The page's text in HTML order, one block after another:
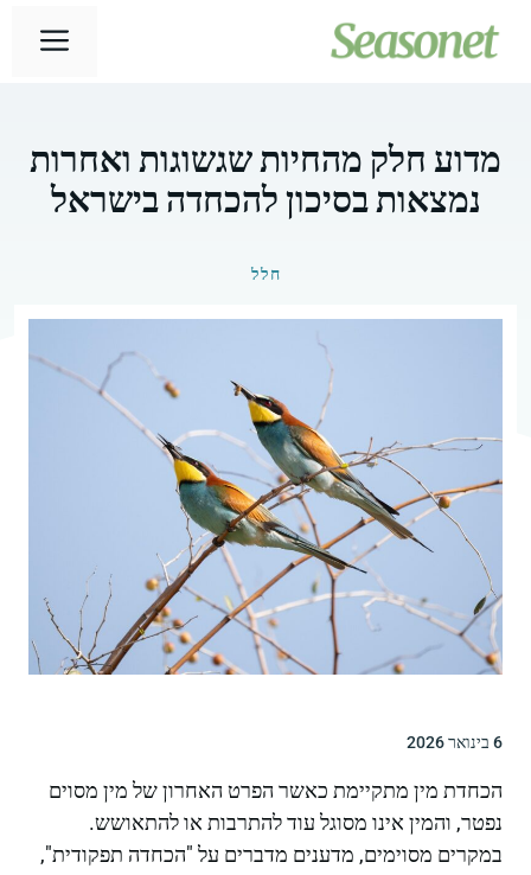
לתוכן
מדוע חלק מהחיות שגשוגות ואחרות
נמצאות בסיכון להכחדה בישראל
חלל
6 בינואר 2026
הכחדת מין מתקיימת כאשר הפרט האחרון של מין מסוים
נפטר, והמין אינו מסוגל עוד להתרבות או להתאושש.
במקרים מסוימים, מדענים מדברים על "הכחדה תפקודית",